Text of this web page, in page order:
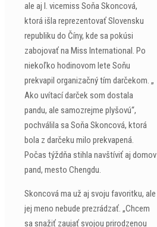
ale aj I. vicemiss Soňa Skoncová,
ktorá išla reprezentovať Slovensku
republiku do Číny, kde sa pokúsi
zabojovať na Miss International. Po
niekoľko hodinovom lete Soňu
prekvapil organizačný tím darčekom. „
Ako uvítací darček som dostala
pandu, ale samozrejme plyšovú“,
pochválila sa Soňa Skoncová, ktorá
bola z darčeku milo prekvapená.
Počas týždňa stihla navštíviť aj domov
pand, mesto Chengdu.
Skoncová ma už aj svoju favoritku, ale
jej meno nebude prezrádzať. „Chcem
sa snažiť zaujať svojou prirodzenou